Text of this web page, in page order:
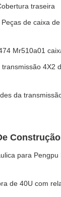
traseira
de caixa
Mr510a01
4X2
da
Construção
para
de 40U com